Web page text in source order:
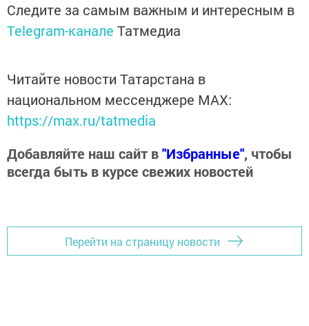
Следите за самым важным и интересным в
Telegram-канале Татмедиа
Читайте новости Татарстана в
национальном мессенджере MАХ:
https://max.ru/tatmedia
Добавляйте наш сайт в"Избранные", чтобы
всегда быть в курсе свежих новостей
Перейти на страницу новости